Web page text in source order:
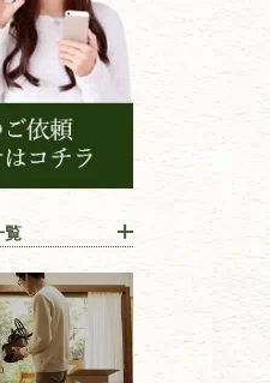
覧
書物
鮮本